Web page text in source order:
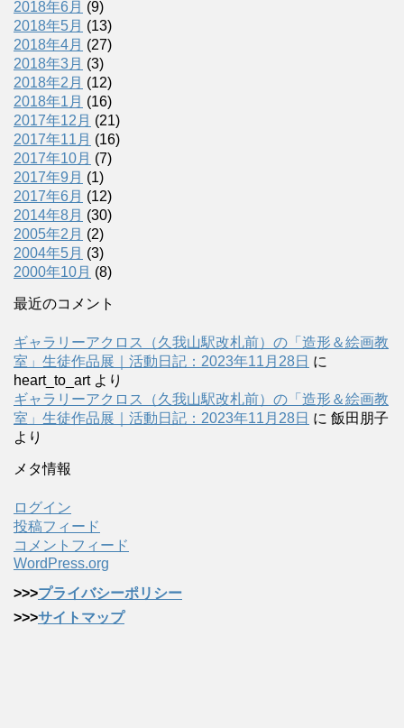
2018年6月 (9)
2018年5月 (13)
2018年4月 (27)
2018年3月 (3)
2018年2月 (12)
2018年1月 (16)
2017年12月 (21)
2017年11月 (16)
2017年10月 (7)
2017年9月 (1)
2017年6月 (12)
2014年8月 (30)
2005年2月 (2)
2004年5月 (3)
2000年10月 (8)
最近のコメント
ギャラリーアクロス（久我山駅改札前）の「造形＆絵画教
室」生徒作品展｜活動日記：2023年11月28日 に
heart_to_artより
ギャラリーアクロス（久我山駅改札前）の「造形＆絵画教
室」生徒作品展｜活動日記：2023年11月28日 に 飯田朋子
より
メタ情報
ログイン
投稿フィード
コメントフィード
WordPress.org
>>>プライバシーポリシー
>>>サイトマップ